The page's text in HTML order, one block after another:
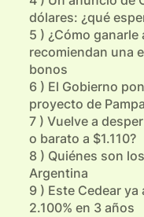
dólares: ¿qué
5 ) ¿Cómo
recomiendan una
bonos
6 ) El Gobierno
proyecto de
7 ) Vuelve a
o barato a $1.110?
8 ) Quiénes son
Argentina
9 ) Este Cedear
2.100% en 3 años